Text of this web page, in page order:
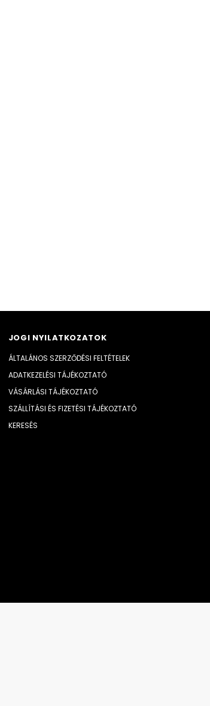
JOGI NYILATKOZATOK
ÁLTALÁNOS SZERZŐDÉSI FELTÉTELEK
ADATKEZELÉSI TÁJÉKOZTATÓ
VÁSÁRLÁSI TÁJÉKOZTATÓ
SZÁLLÍTÁSI ÉS FIZETÉSI TÁJÉKOZTATÓ
KERESÉS